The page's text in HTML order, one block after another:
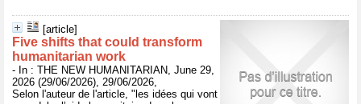
[article]
Five shifts that could transform
humanitarian work
- In : THE NEW HUMANITARIAN, June 29,
2026 (29/06/2026), 29/06/2026,
Selon l'auteur de l'article, "les idées qui vont